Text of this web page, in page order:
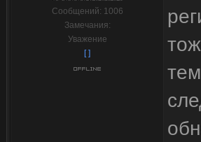
Сообщений: 1006
Замечания:
Уважение
[ ]